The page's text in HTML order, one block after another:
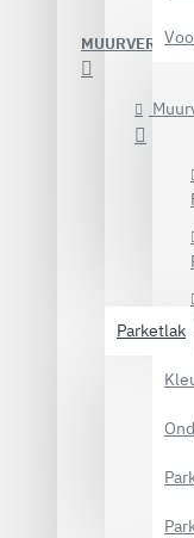
Parketlak
MUURVERF